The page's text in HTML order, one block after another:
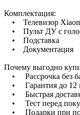
Комплектация:
• Телевизор
• Пульт ДУ с
• Подставка
• Документация
Почему выгодно
• Рассрочка без
• Гарантия до 12
• Быстрая
• Тест перед
• Подарки при